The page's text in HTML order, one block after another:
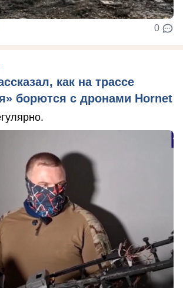
0
как на трассе
борются с дронами Hornet